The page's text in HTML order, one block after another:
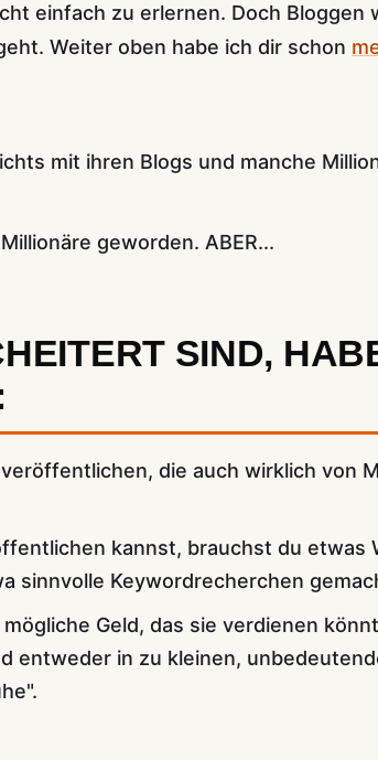
einfach zu erlernen. Doch Bloggen
Weiter oben habe ich dir schon
mit ihren Blogs und manche
geworden. ABER...
SIND,
die auch wirklich von
kannst, brauchst du etwas
sinnvolle Keywordrecherchen
Geld, das sie verdienen
entweder in zu kleinen,